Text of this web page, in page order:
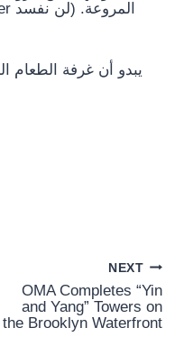
يبدو أن غرفة
NEXT
OMA Completes “Yin
and Yang” Towers on
the Brooklyn Waterfront